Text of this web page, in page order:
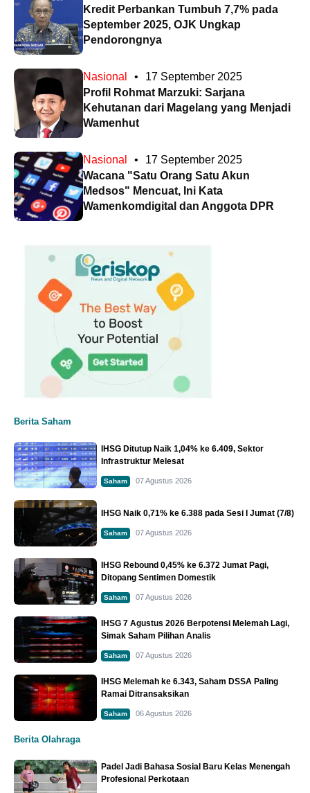
Kredit Perbankan Tumbuh 7,7% pada
September 2025, OJK Ungkap
Pendorongnya
Nasional •
17 September 2025
Profil Rohmat Marzuki: Sarjana
Kehutanan dari Magelang yang Menjadi
Wamenhut
Nasional •
17 September 2025
Wacana "Satu Orang Satu Akun
Medsos" Mencuat, Ini Kata
Wamenkomdigital dan Anggota DPR
Berita Saham
IHSG Ditutup Naik 1,04% ke 6.409, Sektor
Infrastruktur Melesat
Saham 07 Agustus 2026
IHSG Naik 0,71% ke 6.388 pada Sesi I Jumat (7/8)
Saham 07 Agustus 2026
IHSG Rebound 0,45% ke 6.372 Jumat Pagi,
Ditopang Sentimen Domestik
Saham 07 Agustus 2026
IHSG 7 Agustus 2026 Berpotensi Melemah Lagi,
Simak Saham Pilihan Analis
Saham 07 Agustus 2026
IHSG Melemah ke 6.343, Saham DSSA Paling
Ramai Ditransaksikan
Saham 06 Agustus 2026
Berita Olahraga
Padel Jadi Bahasa Sosial Baru Kelas Menengah
Profesional Perkotaan